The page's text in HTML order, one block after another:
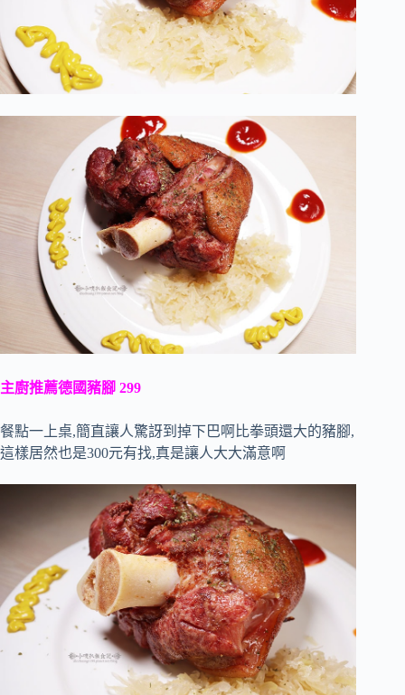
主廚推薦德國豬腳 299
餐點一上桌,簡直讓人驚訝到掉下巴啊比拳頭還大的豬腳,
這樣居然也是300元有找,真是讓人大大滿意啊